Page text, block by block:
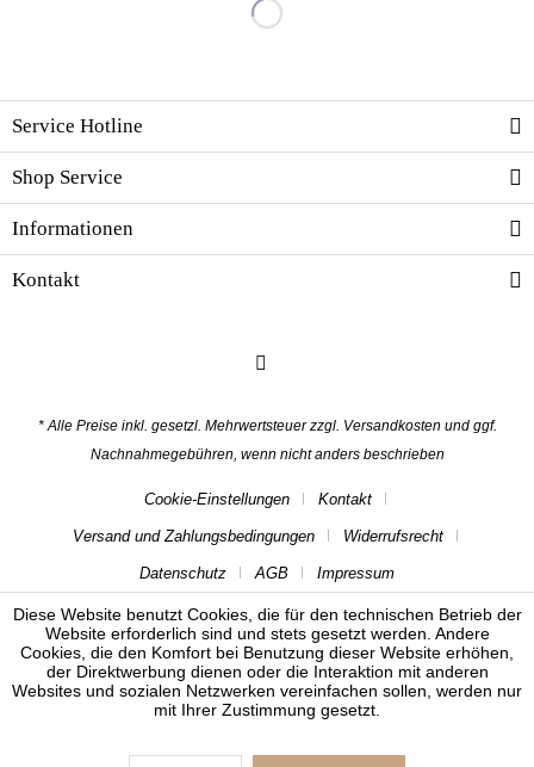
Service Hotline
Shop Service
Informationen
Kontakt
* Alle Preise inkl. gesetzl. Mehrwertsteuer zzgl. Versandkosten und ggf.
Nachnahmegebühren, wenn nicht anders beschrieben
Cookie-Einstellungen Kontakt
Versand und Zahlungsbedingungen Widerrufsrecht
Datenschutz AGB Impressum
Diese Website benutzt Cookies, die für den technischen Betrieb der
Website erforderlich sind und stets gesetzt werden. Andere
Cookies, die den Komfort bei Benutzung dieser Website erhöhen,
der Direktwerbung dienen oder die Interaktion mit anderen
Websites und sozialen Netzwerken vereinfachen sollen, werden nur
mit Ihrer Zustimmung gesetzt.